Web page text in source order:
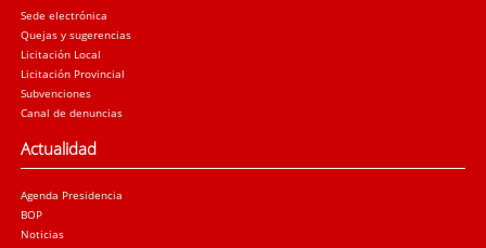
Sede electrónica
Quejas y sugerencias
Licitación Local
Licitación Provincial
Subvenciones
Canal de denuncias
Actualidad
Agenda Presidencia
BOP
Noticias